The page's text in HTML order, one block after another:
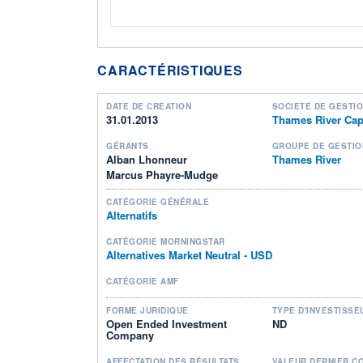
CARACTÉRISTIQUES
DATE DE CRÉATION
31.01.2013
SOCIÉTÉ DE
Thames River
GÉRANTS
Alban Lhonneur
Marcus Phayre-Mudge
GROUPE DE
Thames River
CATÉGORIE GÉNÉRALE
Alternatifs
CATÉGORIE MORNINGSTAR
Alternatives Market Neutral - USD
CATÉGORIE AMF
FORME JURIDIQUE
Open Ended Investment
Company
TYPE
ND